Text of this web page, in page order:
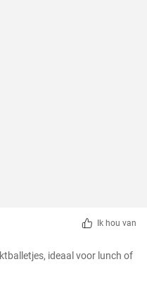
Ik hou van
ideaal voor lunch of